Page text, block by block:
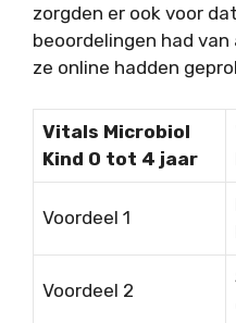
zorgden er ook voor
beoordelingen had
ze online hadden
Vitals Microbiol
Kind 0 tot 4 jaar
Voordeel 1
Voordeel 2